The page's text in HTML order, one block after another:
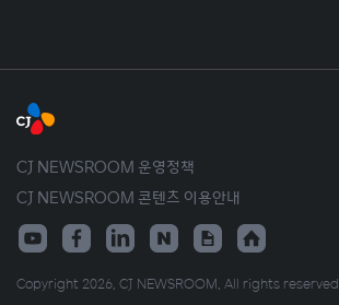
CJ NEWSROOM 운영정책
CJ NEWSROOM 콘텐츠 이용안내
Copyright 2026. CJ NEWSROOM. All rights reserved.